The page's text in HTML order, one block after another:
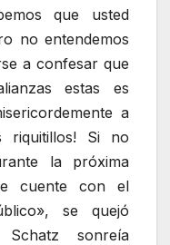
que usted
no entendemos
a confesar que
estas es
a
riquitillos! Si no
la próxima
cuente con el
se quejó
sonreía